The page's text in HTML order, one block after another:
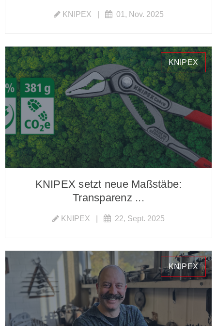
KNIPEX 01, Nov. 2025
KNIPEX
KNIPEX setzt neue Maßstäbe:
Transparenz ...
KNIPEX 22, Sept. 2025
KNIPEX